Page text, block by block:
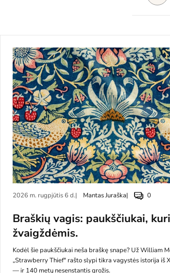
2026 m. rugpjūtis 6 d. Mantas Juraška 0
Braškių vagis: paukščiukai,
žvaigždėmis.
Kodėl šie paukščiukai neša braškę snape? Už William
„Strawberry Thief" rašto slypi tikra vagystės istorija iš
— ir 140 metų nesenstantis grožis.